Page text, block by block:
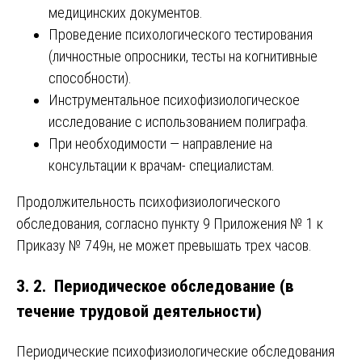
медицинских документов.
Проведение психологического тестирования
(личностные опросники, тесты на когнитивные
способности).
Инструментальное психофизиологическое
исследование с использованием полиграфа.
При необходимости — направление на
консультации к врачам- специалистам.
Продолжительность психофизиологического
обследования, согласно пункту 9 Приложения № 1 к
Приказу № 749н, не может превышать трех часов.
3. 2. Периодическое обследование (в
течение трудовой деятельности)
Периодические психофизиологические обследования